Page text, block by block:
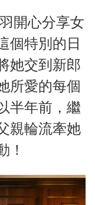
開心分享女
個特別的日
她交到新郎
所愛的每個
半年前，繼
親輪流牽她
！